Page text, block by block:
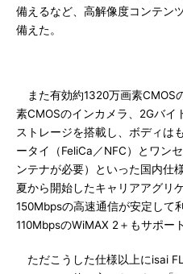
備えるなど、高解像度コンテン
備えた。
また有効約1320万画素CMOS
素CMOSのインカメラ、2Gバ
ストレージを搭載し、ボディは
ータイ（FeliCa／NFC）とワン
ンテナが必要）といった国内仕
夏から開始したキャリアアグリ
150Mbpsの高速通信が安定して
110MbpsのWiMAX 2＋もサポー
ただこうした仕様以上にisai